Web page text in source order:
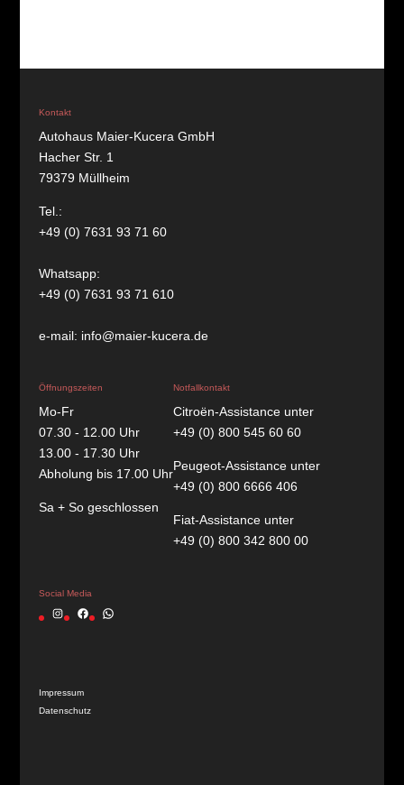
Kontakt
Autohaus Maier-Kucera GmbH
Hacher Str. 1
79379 Müllheim
Tel.:
+49 (0) 7631 93 71 60
Whatsapp:
+49 (0) 7631 93 71 610
e-mail: info@maier-kucera.de
Öffnungszeiten
Mo-Fr
07.30 - 12.00 Uhr
13.00 - 17.30 Uhr
Abholung bis 17.00 Uhr
Sa + So geschlossen
Notfallkontakt
Citroën-Assistance unter
+49 (0) 800 545 60 60
Peugeot-Assistance unter
+49 (0) 800 6666 406
Fiat-Assistance unter
+49 (0) 800 342 800 00
Social Media
Instagram
FacebookWhatsApp
Impressum
Datenschutz